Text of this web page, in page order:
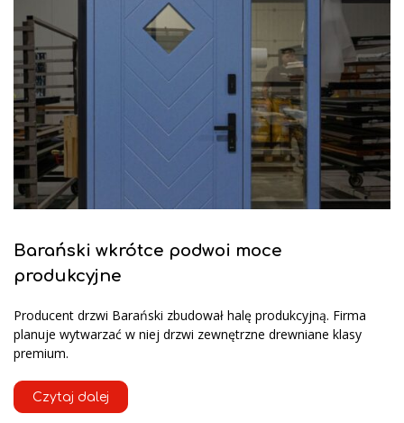
Barański wkrótce podwoi moce
produkcyjne
Producent drzwi Barański zbudował halę produkcyjną. Firma
planuje wytwarzać w niej drzwi zewnętrzne drewniane klasy
premium.
Czytaj dalej